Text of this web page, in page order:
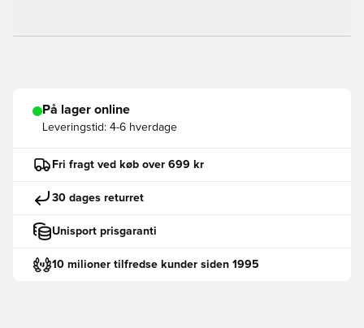
På lager online
Leveringstid: 4-6 hverdage
Fri fragt ved køb over 699 kr
30 dages returret
Unisport prisgaranti
10 milioner tilfredse kunder siden 1995